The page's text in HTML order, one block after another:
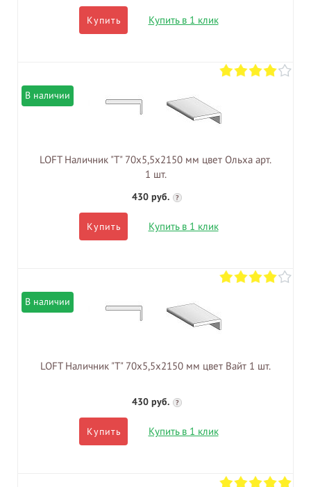
Купить Купить в 1 клик
В наличии
LOFT Наличник "Т" 70х5,5х2150 мм цвет Ольха арт.
1 шт.
430 руб. ?
Купить Купить в 1 клик
В наличии
LOFT Наличник "Т" 70х5,5х2150 мм цвет Вайт 1 шт.
430 руб. ?
Купить Купить в 1 клик